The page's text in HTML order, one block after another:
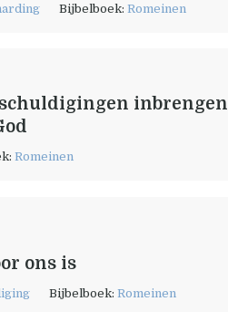
Bijbelboek:Romeinen
inbrengen
Romeinen
ons is
Bijbelboek:Romeinen